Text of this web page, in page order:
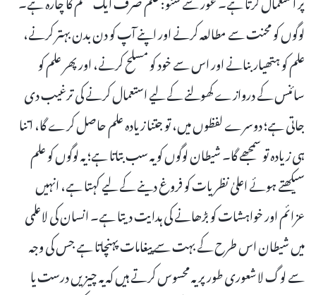
لوگوں کو محنت سے مطالعہ کرنے اور اپنے آپ کو دن بدن بہتر کرنے،
علم کو ہتھیار بنانے اور اس سے خود کو مسلح کرنے، اور پھر علم کو
سائنس کے دروازے کھولنے کے لیے استعمال کرنے کی ترغیب دی
جاتی ہے؛ دوسرے لفظوں میں، تو جتنا زیادہ علم حاصل کرے گا، اتنا
ہی زیادہ تو سمجھے گا۔ شیطان لوگوں کو یہ سب بتاتا ہے؛ یہ لوگوں کو علم
سیکھتے ہوئے اعلیٰ نظریات کو فروغ دینے کے لیے کہتا ہے، انہیں
عزائم اور خواہشات کو بڑھانے کی ہدایت دیتا ہے۔ انسان کی لاعلمی
میں شیطان اس طرح کے بہت سے پیغامات پہنچاتا ہے جس کی وجہ
سے لوگ لاشعوری طور پر یہ محسوس کرتے ہیں کہ یہ چیزیں درست یا